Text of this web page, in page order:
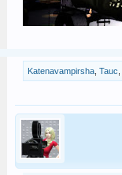
Katenavampirsha, Tauc